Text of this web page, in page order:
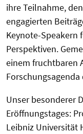
ihre Teilnahme,
engagierten
Keynote-Speakern
Perspektiven.
einem fruchtbaren
Unser besonderer
Eröffnungstages:
Leibniz Universität